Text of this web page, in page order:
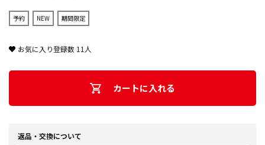
予約 NEW 期間限定
お気に入り登録数 11 人
カートに入れる
返品・交換について